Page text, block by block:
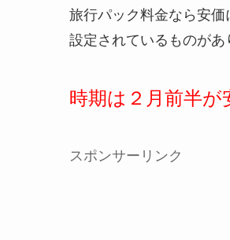
旅行パック料金なら安価
設定されているものがあ
時期は２月前半
スポンサーリンク